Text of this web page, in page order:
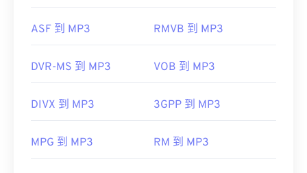
ASF 到 MP3 RMVB 到 MP3
DVR-MS 到 MP3 VOB 到 MP3
DIVX 到 MP3 3GPP 到 MP3
MPG 到 MP3 RM 到 MP3